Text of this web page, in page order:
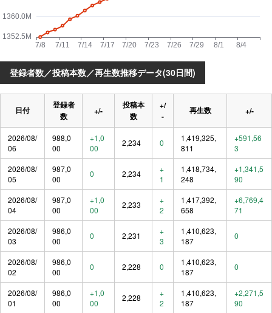
登録者数／投稿本数／再生数推移データ(30日間)
日付
登録者
数
+/-
投稿本
数
+/
-
再生数 +/-
2026/08/
06
988,0
00
+1,0
00
2,234 0
1,419,325,
811
+591,56
3
2026/08/
05
987,0
00
0 2,234
+
1
1,418,734,
248
+1,341,5
90
2026/08/
04
987,0
00
+1,0
00
2,233
+
2
1,417,392,
658
+6,769,4
71
2026/08/
03
986,0
00
0 2,231
+
3
1,410,623,
187
0
2026/08/
02
986,0
00
0 2,228 0
1,410,623,
187
0
2026/08/
01
986,0
00
+1,0
00
2,228
+
2
1,410,623,
187
+2,271,5
90